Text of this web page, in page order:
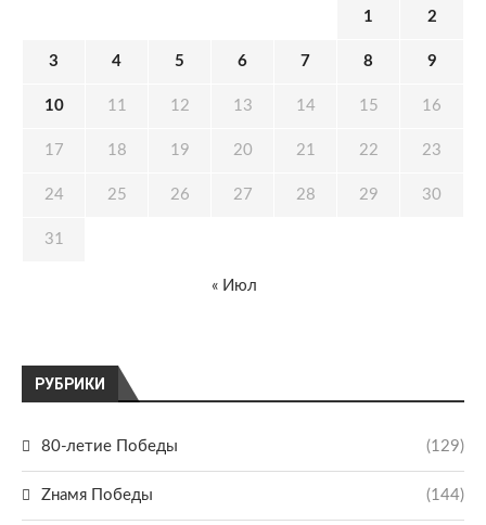
РУБРИКИ
80-летие Победы (129)
Zнамя Победы (144)
1 2
3 4 5 6 7 8 9
10 11 12 13 14 15 16
17 18 19 20 21 22 23
24 25 26 27 28 29 30
31
« Июл